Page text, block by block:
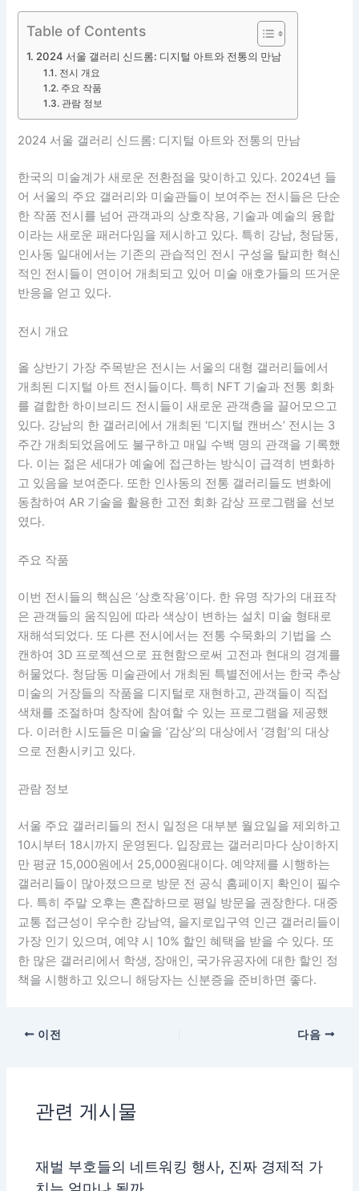
Table of Contents
2024 서울 갤러리 신드롬: 디지털 아트와 전통의 만남
전시 개요
주요 작품
관람 정보
2024 서울 갤러리 신드롬: 디지털 아트와 전통의 만남
한국의 미술계가 새로운 전환점을 맞이하고 있다. 2024년 들
어 서울의 주요 갤러리와 미술관들이 보여주는 전시들은 단순
한 작품 전시를 넘어 관객과의 상호작용, 기술과 예술의 융합
이라는 새로운 패러다임을 제시하고 있다. 특히 강남, 청담동,
인사동 일대에서는 기존의 관습적인 전시 구성을 탈피한 혁신
적인 전시들이 연이어 개최되고 있어 미술 애호가들의 뜨거운
반응을 얻고 있다.
전시 개요
올 상반기 가장 주목받은 전시는 서울의 대형 갤러리들에서
개최된 디지털 아트 전시들이다. 특히 NFT 기술과 전통 회화
를 결합한 하이브리드 전시들이 새로운 관객층을 끌어모으고
있다. 강남의 한 갤러리에서 개최된 ‘디지털 캔버스’ 전시는 3
주간 개최되었음에도 불구하고 매일 수백 명의 관객을 기록했
다. 이는 젊은 세대가 예술에 접근하는 방식이 급격히 변화하
고 있음을 보여준다. 또한 인사동의 전통 갤러리들도 변화에
동참하여 AR 기술을 활용한 고전 회화 감상 프로그램을 선보
였다.
주요 작품
이번 전시들의 핵심은 ‘상호작용’이다. 한 유명 작가의 대표작
은 관객들의 움직임에 따라 색상이 변하는 설치 미술 형태로
재해석되었다. 또 다른 전시에서는 전통 수묵화의 기법을 스
캔하여 3D 프로젝션으로 표현함으로써 고전과 현대의 경계를
허물었다. 청담동 미술관에서 개최된 특별전에서는 한국 추상
미술의 거장들의 작품을 디지털로 재현하고, 관객들이 직접
색채를 조절하며 창작에 참여할 수 있는 프로그램을 제공했
다. 이러한 시도들은 미술을 ‘감상’의 대상에서 ‘경험’의 대상
으로 전환시키고 있다.
관람 정보
서울 주요 갤러리들의 전시 일정은 대부분 월요일을 제외하고
10시부터 18시까지 운영된다. 입장료는 갤러리마다 상이하지
만 평균 15,000원에서 25,000원대이다. 예약제를 시행하는
갤러리들이 많아졌으므로 방문 전 공식 홈페이지 확인이 필수
다. 특히 주말 오후는 혼잡하므로 평일 방문을 권장한다. 대중
교통 접근성이 우수한 강남역, 을지로입구역 인근 갤러리들이
가장 인기 있으며, 예약 시 10% 할인 혜택을 받을 수 있다. 또
한 많은 갤러리에서 학생, 장애인, 국가유공자에 대한 할인 정
책을 시행하고 있으니 해당자는 신분증을 준비하면 좋다.
이전 다음
관련 게시물
재벌 부호들의 네트워킹 행사, 진짜 경제적 가